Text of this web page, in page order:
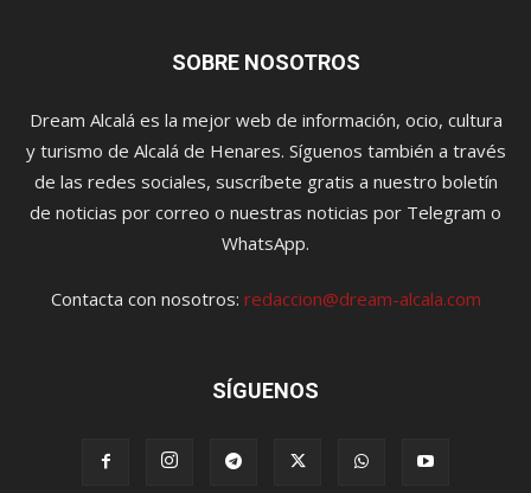
SOBRE NOSOTROS
Dream Alcalá es la mejor web de información, ocio, cultura
y turismo de Alcalá de Henares. Síguenos también a través
de las redes sociales, suscríbete gratis a nuestro boletín
de noticias por correo o nuestras noticias por Telegram o
WhatsApp.
Contacta con nosotros: redaccion@dream-alcala.com
SÍGUENOS